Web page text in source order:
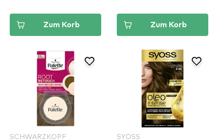
Zum Korb Zum Korb
SCHWARZKOPF SYOSS